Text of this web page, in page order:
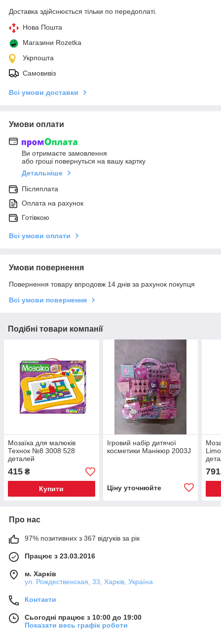
Доставка здійснюється тільки по передоплаті.
Нова Пошта
Магазини Rozetka
Укрпошта
Самовивіз
Всі умови доставки
Умови оплати
Ви отримаєте замовлення
або гроші повернуться на вашу картку
Детальніше
Післяплата
Оплата на рахунок
Готівкою
Всі умови оплати
Умови повернення
Повернення товару впродовж 14 днів за рахунок покупця
Всі умови повернення
Подібні товари компанії
Мозаїка для малюків
Технок №8 3008 528
деталей
415 ₴
Купити
Ігровий набір дитячої
косметики Манікюр 2003J
Ціну уточнюйте
791
Про нас
97% позитивних з 367 відгуків за рік
Працює з 23.03.2016
м. Харків
ул. Рождественская, 33, Харків, Україна
Контакти
Сьогодні працює з 10:00 до 19:00
Показати весь графік роботи